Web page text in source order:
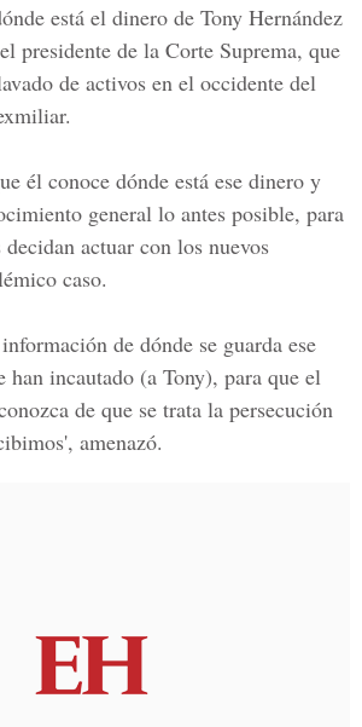
está el dinero de Tony Hernández
presidente de la Corte Suprema, que
de activos en el occidente del
él conoce dónde está ese dinero y
general lo antes posible, para
actuar con los nuevos
caso.
de dónde se guarda ese
han incautado (a Tony), para que el
de que se trata la persecución
amenazó.